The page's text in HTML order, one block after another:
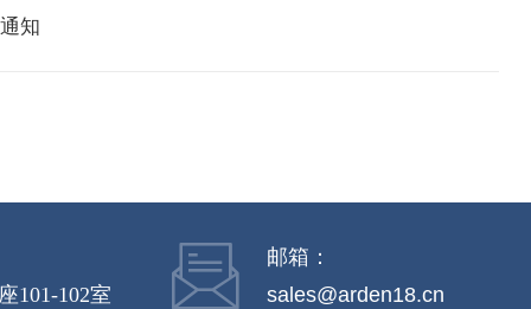
知
101-102室
邮箱：
sales@arden18.cn